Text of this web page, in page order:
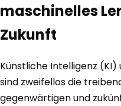
maschinelles
Zukunft
Künstliche Intelligenz
sind zweifellos die
gegenwärtigen und